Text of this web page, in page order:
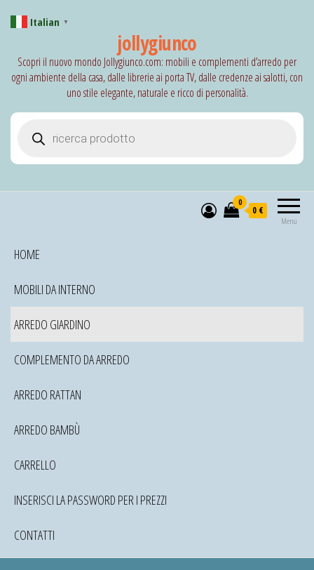
jollygiunco
Scopri il nuovo mondo Jollygiunco.com: mobili e complementi d’arredo per
ogni ambiente della casa, dalle librerie ai porta TV, dalle credenze ai salotti, con
uno stile elegante, naturale e ricco di personalità.
Menu
0
0 €
HOME
MOBILI DA INTERNO
ARREDO GIARDINO
COMPLEMENTO DA ARREDO
ARREDO RATTAN
ARREDO BAMBÙ
CARRELLO
INSERISCI LA PASSWORD PER I PREZZI
CONTATTI
Italian ▼